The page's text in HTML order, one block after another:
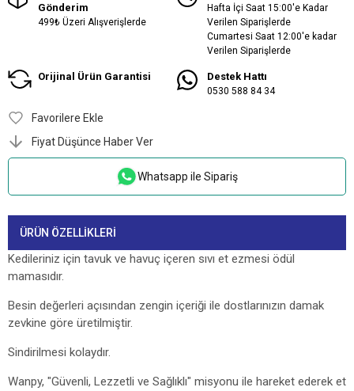
Gönderim
499₺ Üzeri Alışverişlerde
Hafta İçi Saat 15:00'e Kadar
Verilen Siparişlerde
Cumartesi Saat 12:00'e kadar
Verilen Siparişlerde
Orijinal Ürün Garantisi Destek Hattı
0530 588 84 34
Favorilere Ekle
Fiyat Düşünce Haber Ver
Whatsapp ile Sipariş
ÜRÜN ÖZELLIKLERI
Kedileriniz için tavuk ve havuç içeren sıvı et ezmesi ödül
mamasıdır.
Besin değerleri açısından zengin içeriği ile dostlarınızın damak
zevkine göre üretilmiştir.
Sindirilmesi kolaydır.
Wanpy, "Güvenli, Lezzetli ve Sağlıklı" misyonu ile hareket ederek et